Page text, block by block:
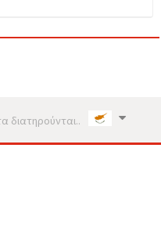
διατηρούνται..